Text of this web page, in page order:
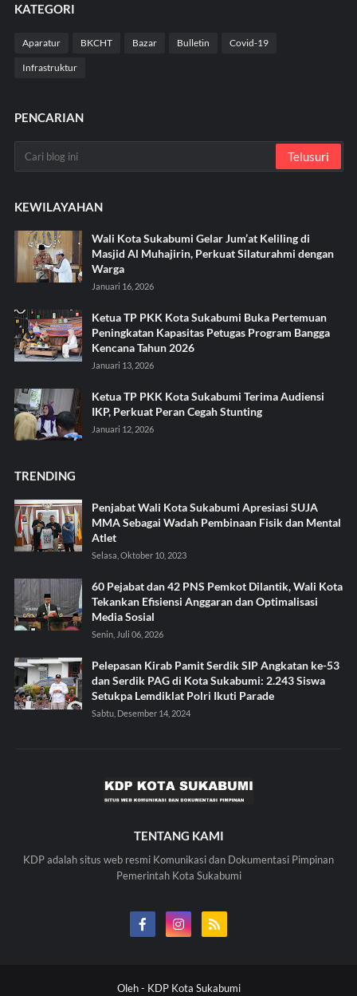
KATEGORI
Aparatur BKCHT Bazar Bulletin Covid-19
Infrastruktur
PENCARIAN
KEWILAYAHAN
Wali Kota Sukabumi Gelar Jum’at Keliling di
Masjid Al Muhajirin, Perkuat Silaturahmi dengan
Warga
Januari 16, 2026
Ketua TP PKK Kota Sukabumi Buka Pertemuan
Peningkatan Kapasitas Petugas Program Bangga
Kencana Tahun 2026
Januari 13, 2026
Ketua TP PKK Kota Sukabumi Terima Audiensi
IKP, Perkuat Peran Cegah Stunting
Januari 12, 2026
TRENDING
Penjabat Wali Kota Sukabumi Apresiasi SUJA
MMA Sebagai Wadah Pembinaan Fisik dan Mental
Atlet
Selasa, Oktober 10, 2023
60 Pejabat dan 42 PNS Pemkot Dilantik, Wali Kota
Tekankan Efisiensi Anggaran dan Optimalisasi
Media Sosial
Senin, Juli 06, 2026
Pelepasan Kirab Pamit Serdik SIP Angkatan ke-53
dan Serdik PAG di Kota Sukabumi: 2.243 Siswa
Setukpa Lemdiklat Polri Ikuti Parade
Sabtu, Desember 14, 2024
TENTANG KAMI
KDP adalah situs web resmi Komunikasi dan Dokumentasi Pimpinan
Pemerintah Kota Sukabumi
Oleh - KDP Kota Sukabumi